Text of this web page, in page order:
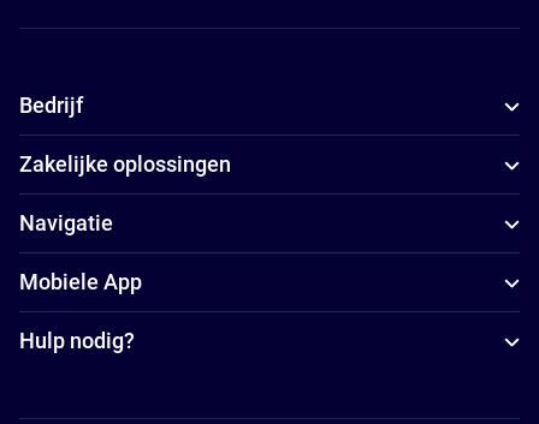
Bedrijf
Zakelijke oplossingen
Navigatie
Mobiele App
Hulp nodig?